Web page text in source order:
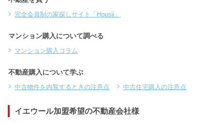
完全会員制の家探しサイト「Housii」
マンション購入について調べる
マンション購入コラム
不動産購入について学ぶ
中古物件を内覧するときの注意点 中古住宅購入の注意点
イエウール加盟希望の不動産会社様